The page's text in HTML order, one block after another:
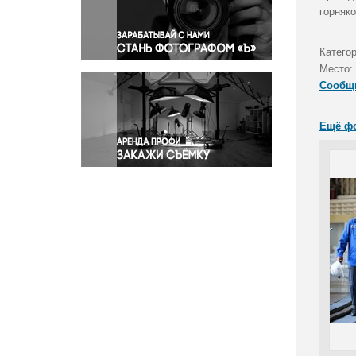
Правосудие
Происшествия и конфликты
Религия
Светская жизнь
Спорт
Экология
Экономика и бизнес
Место:
Ещё